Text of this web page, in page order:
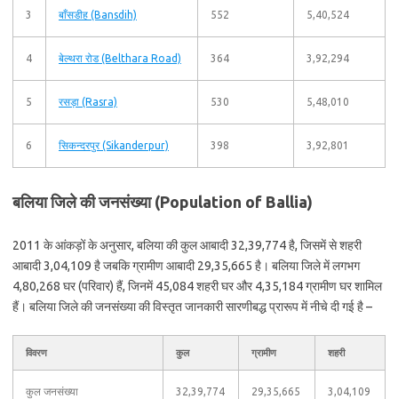
3 बाँसडीह (Bansdih) 552 5,40,524
4 बेल्थरा रोड (Belthara Road) 364 3,92,294
5 रसड़ा (Rasra) 530 5,48,010
6 सिकन्दरपुर (Sikanderpur) 398 3,92,801
बलिया जिले की जनसंख्या (Population of Ballia)
2011 के आंकड़ों के अनुसार, बलिया की कुल आबादी 32,39,774 है, जिसमें से शहरी
आबादी 3,04,109 है जबकि ग्रामीण आबादी 29,35,665 है। बलिया जिले में लगभग
4,80,268 घर (परिवार) हैं, जिनमें 45,084 शहरी घर और 4,35,184 ग्रामीण घर शामिल
हैं। बलिया जिले की जनसंख्या की विस्तृत जानकारी सारणीबद्ध प्रारूप में नीचे दी गई है –
विवरण कुल ग्रामीण शहरी
कुल जनसंख्या 32,39,774 29,35,665 3,04,109